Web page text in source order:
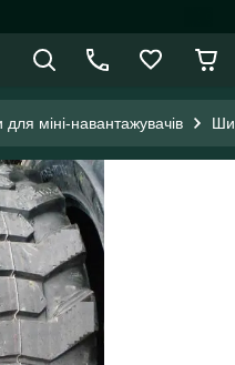
міні-навантажувачів